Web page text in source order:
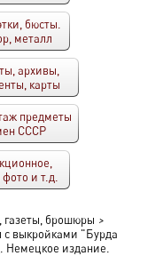
бюсты.
металл
архивы,
карты
предметы
СССР
и т.д.
газеты, брошюры >
с выкройками "Бурда
Немецкое издание.